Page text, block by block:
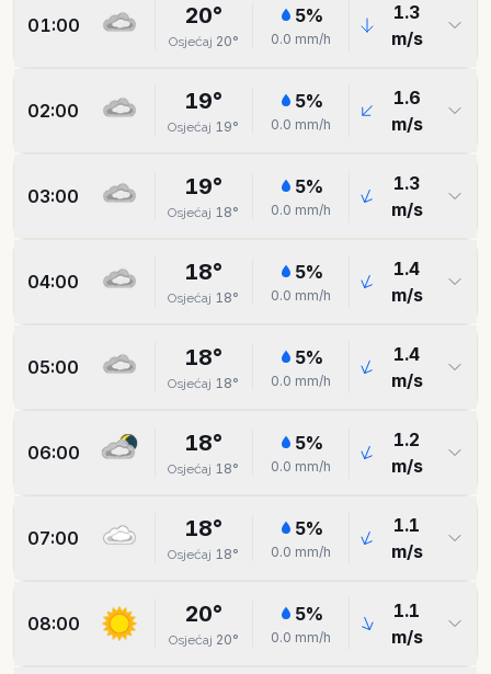
01:00 20°
Osjećaj 20°
5%
0.0 mm/h
1.3
m/s
02:00 19°
Osjećaj 19°
5%
0.0 mm/h
1.6
m/s
03:00 19°
Osjećaj 18°
5%
0.0 mm/h
1.3
m/s
04:00 18°
Osjećaj 18°
5%
0.0 mm/h
1.4
m/s
05:00 18°
Osjećaj 18°
5%
0.0 mm/h
1.4
m/s
06:00 18°
Osjećaj 18°
5%
0.0 mm/h
1.2
m/s
07:00 18°
Osjećaj 18°
5%
0.0 mm/h
1.1
m/s
08:00 20°
Osjećaj 20°
5%
0.0 mm/h
1.1
m/s